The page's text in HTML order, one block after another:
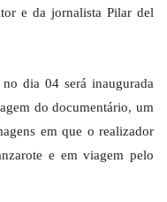
e da jornalista Pilar del
dia 04 será inaugurada
do documentário, um
em que o realizador
e em viagem pelo